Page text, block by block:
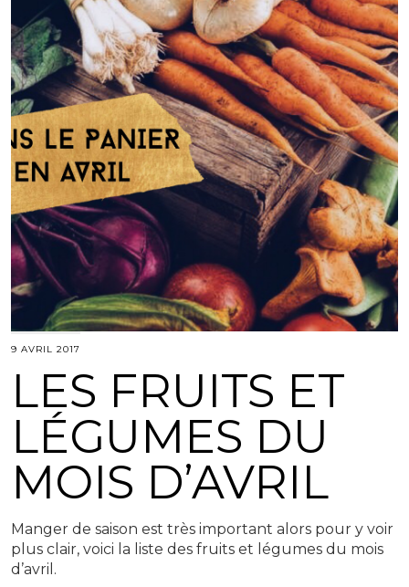
9 AVRIL 2017
LES FRUITS ET
LÉGUMES DU
MOIS D’AVRIL
Manger de saison est très important alors pour y voir
plus clair, voici la liste des fruits et légumes du mois
d’avril.